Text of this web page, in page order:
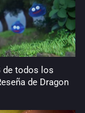
de todos los
de Dragon